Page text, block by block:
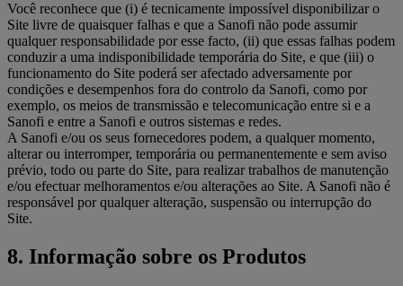
Você reconhece que (i) é tecnicamente impossível disponibilizar o
Site livre de quaisquer falhas e que a Sanofi não pode assumir
qualquer responsabilidade por esse facto, (ii) que essas falhas podem
conduzir a uma indisponibilidade temporária do Site, e que (iii) o
funcionamento do Site poderá ser afectado adversamente por
condições e desempenhos fora do controlo da Sanofi, como por
exemplo, os meios de transmissão e telecomunicação entre si e a
Sanofi e entre a Sanofi e outros sistemas e redes.
A Sanofi e/ou os seus fornecedores podem, a qualquer momento,
alterar ou interromper, temporária ou permanentemente e sem aviso
prévio, todo ou parte do Site, para realizar trabalhos de manutenção
e/ou efectuar melhoramentos e/ou alterações ao Site. A Sanofi não é
responsável por qualquer alteração, suspensão ou interrupção do
Site.
8. Informação sobre os Produtos